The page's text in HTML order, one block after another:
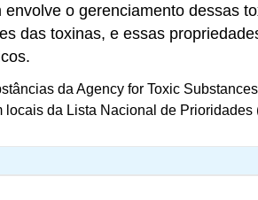
o gerenciamento dessas
das toxinas, e essas
da Agency for Toxic
da Lista Nacional de Prioridades